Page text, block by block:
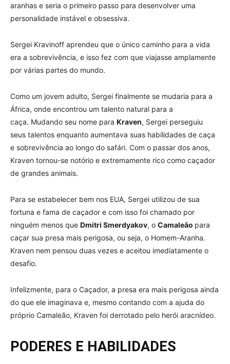
aranhas e seria o primeiro passo para desenvolver uma
personalidade instável e obsessiva.
Sergei Kravinoff aprendeu que o único caminho para a vida
era a sobrevivência, e isso fez com que viajasse amplamente
por várias partes do mundo.
Como um jovem adulto, Sergei finalmente se mudaria para a
África, onde encontrou um talento natural para a
caça. Mudando seu nome para Kraven, Sergei perseguiu
seus talentos enquanto aumentava suas habilidades de caça
e sobrevivência ao longo do safári. Com o passar dos anos,
Kraven tornou-se notório e extremamente rico como caçador
de grandes animais.
Para se estabelecer bem nos EUA, Sergei utilizou de sua
fortuna e fama de caçador e com isso foi chamado por
ninguém menos que Dmitri Smerdyakov, o Camaleão para
caçar sua presa mais perigosa, ou seja, o Homem-Aranha.
Kraven nem pensou duas vezes e aceitou imediatamente o
desafio.
Infelizmente, para o Caçador, a presa era mais perigosa ainda
do que ele imaginava e, mesmo contando com a ajuda do
próprio Camaleão, Kraven foi derrotado pelo herói aracnídeo.
PODERES E HABILIDADES